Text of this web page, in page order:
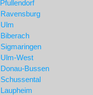
West
Bussen